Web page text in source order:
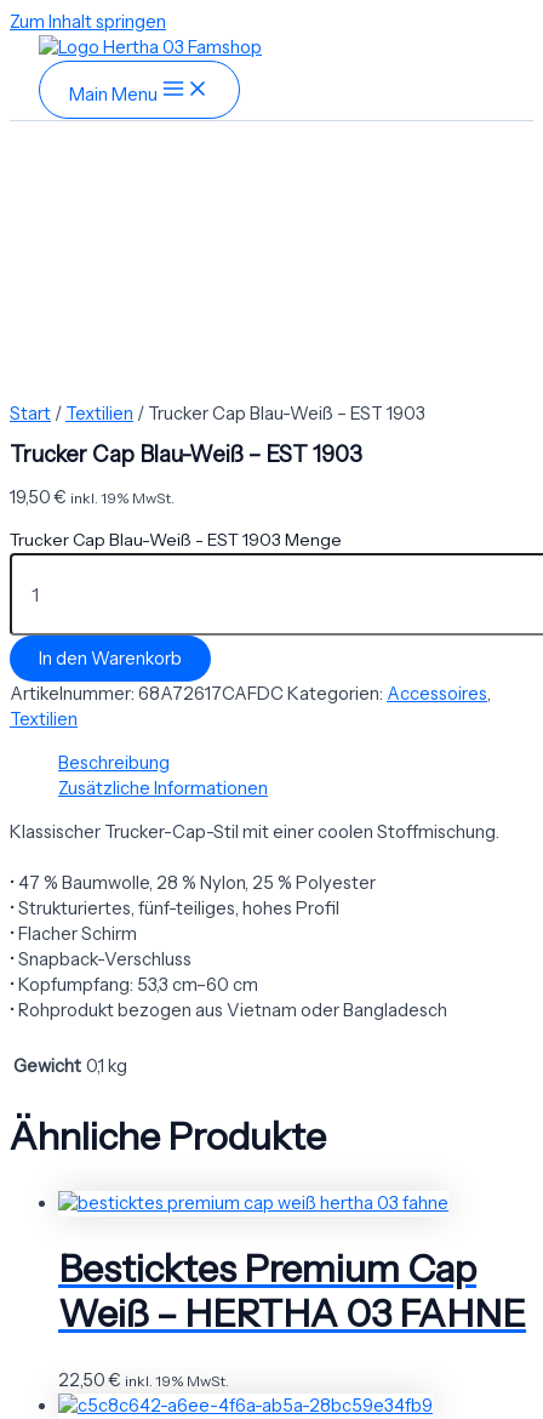
Zum Inhalt springen
Main Menu
Start / Textilien / Trucker Cap Blau-Weiß – EST 1903
Trucker Cap Blau-Weiß – EST 1903
19,50€ inkl. 19% MwSt.
Trucker Cap Blau-Weiß - EST 1903 Menge
In den Warenkorb
Artikelnummer: 68A72617CAFDC Kategorien: Accessoires,
Textilien
Beschreibung
Zusätzliche Informationen
Klassischer Trucker-Cap-Stil mit einer coolen Stoffmischung.
• 47 % Baumwolle, 28 % Nylon, 25 % Polyester
• Strukturiertes, fünf-teiliges, hohes Profil
• Flacher Schirm
• Snapback-Verschluss
• Kopfumpfang: 53,3 cm–60 cm
• Rohprodukt bezogen aus Vietnam oder Bangladesch
Gewicht 0,1 kg
Ähnliche Produkte
Besticktes Premium Cap
Weiß – HERTHA 03 FAHNE
22,50€ inkl. 19% MwSt.